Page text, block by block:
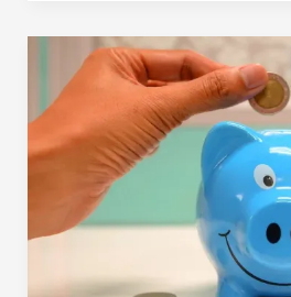
Salário
líquido
no
Canadá
como
calcular!